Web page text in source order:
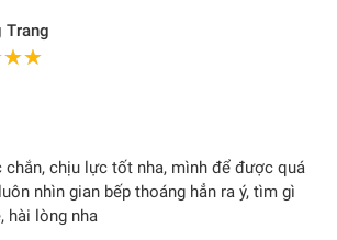
Trang
chắn, chịu lực tốt nha, mình để được quá
nhìn gian bếp thoáng hẳn ra ý, tìm gì
hài lòng nha